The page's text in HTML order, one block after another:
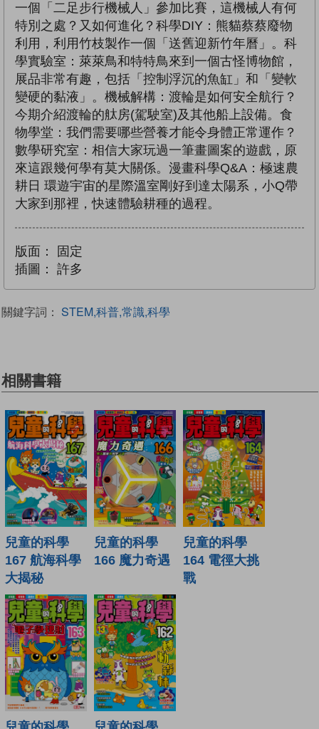
一個「二足步行機械人」參加比賽，這機械人有何
特別之處？又如何進化？科學DIY：熊貓蔡蔡廢物
利用，利用竹枝製作一個「送舊迎新竹年曆」。科
學實驗室：萊萊鳥和特特鳥來到一個古怪博物館，
展品非常有趣，包括「控制浮沉的魚缸」和「變軟
變硬的黏液」。機械解構：渡輪是如何安全航行？
今期介紹渡輪的舦房(駕駛室)及其他船上設備。食
物學堂：我們需要哪些營養才能令身體正常運作？
數學研究室：相信大家玩過一筆畫圖案的遊戲，原
來這跟幾何學有莫大關係。漫畫科學Q&A：極速農
耕日 環遊宇宙的星際溫室剛好到達太陽系，小Q帶
大家到那裡，快速體驗耕種的過程。
版面：
固定
插圖：
許多
關鍵字詞： STEM,科普,常識,科學
相關書籍
兒童的科學
167 航海科學
大揭秘
兒童的科學
166 魔力奇遇
兒童的科學
164 電徑大挑
戰